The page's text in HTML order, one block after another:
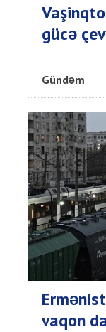
gücə
Gündəm
vaqon